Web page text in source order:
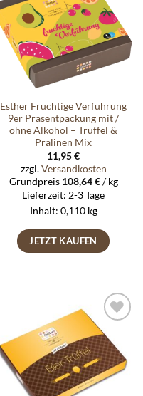
Auf die
Wunschliste
Esther Fruchtige Verführung
9er Präsentpackung mit /
ohne Alkohol – Trüffel &
Pralinen Mix
11,95€
zzgl.Versandkosten
Grundpreis 108,64€/kg
Lieferzeit: 2-3 Tage
Inhalt: 0,110 kg
JETZT KAUFEN
Auf die
Wunschliste